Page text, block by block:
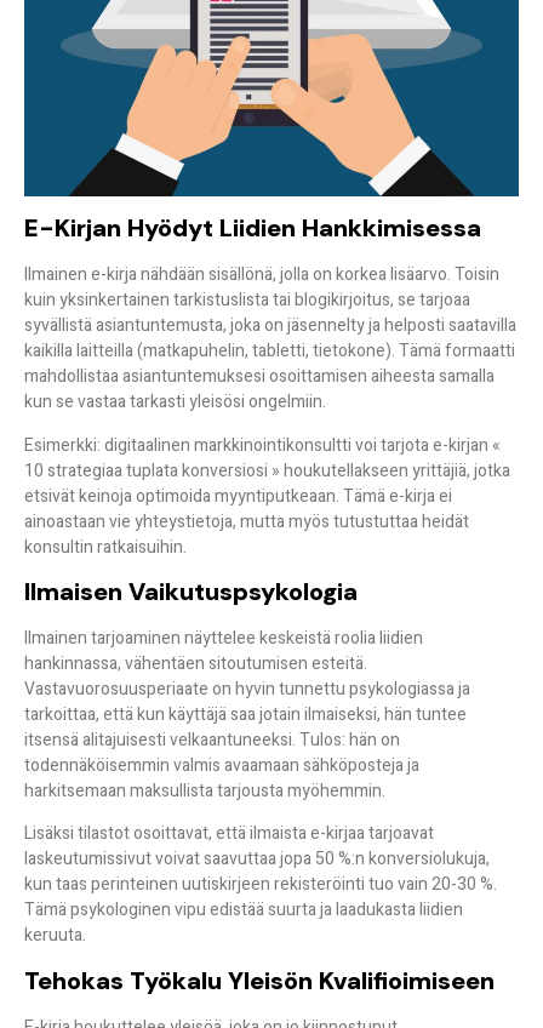
E-Kirjan Hyödyt Liidien Hankkimisessa
Ilmainen e-kirja nähdään sisällönä, jolla on korkea lisäarvo. Toisin
kuin yksinkertainen tarkistuslista tai blogikirjoitus, se tarjoaa
syvällistä asiantuntemusta, joka on jäsennelty ja helposti saatavilla
kaikilla laitteilla (matkapuhelin, tabletti, tietokone). Tämä formaatti
mahdollistaaasiantuntemuksesi osoittamisenaiheesta samalla
kun se vastaa tarkasti yleisösi ongelmiin.
Esimerkki: digitaalinen markkinointikonsultti voi tarjota e-kirjan «
10 strategiaa tuplata konversiosi »houkutellakseen yrittäjiä, jotka
etsivät keinoja optimoida myyntiputkeaan. Tämä e-kirja ei
ainoastaan vie yhteystietoja, mutta myös tutustuttaa heidät
konsultin ratkaisuihin.
Ilmaisen Vaikutuspsykologia
Ilmainentarjoaminennäyttelee keskeistä roolia liidien
hankinnassa, vähentäen sitoutumisen esteitä.
Vastavuorosuusperiaateon hyvin tunnettu psykologiassa ja
tarkoittaa, että kun käyttäjä saa jotain ilmaiseksi, hän tuntee
itsensä alitajuisesti velkaantuneeksi. Tulos: hän on
todennäköisemminvalmis avaamaan sähköpostejaja
harkitsemaan maksullista tarjousta myöhemmin.
Lisäksi tilastot osoittavat, ettäilmaista e-kirjaa tarjoavat
laskeutumissivutvoivat saavuttaa jopa50 %:n konversiolukuja,
kun taas perinteinen uutiskirjeen rekisteröinti tuo vain 20-30 %.
Tämä psykologinen vipu edistää suurta ja laadukasta liidien
keruuta.
Tehokas Työkalu Yleisön Kvalifioimiseen